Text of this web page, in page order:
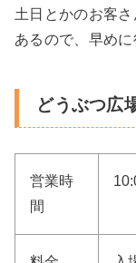
土日とかのお客
あるので、早めに
どうぶつ広
営業時
間